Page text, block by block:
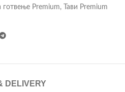
готвење Premium,
Тави Premium
DELIVERY